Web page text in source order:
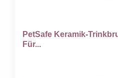
PetSafe Keramik-
Für...